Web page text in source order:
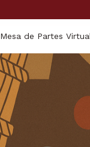
Mesa de Partes Virtual